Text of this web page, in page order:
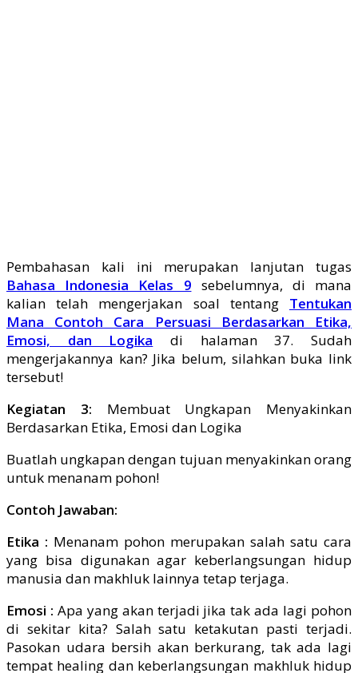
Pembahasan kali ini merupakan lanjutan tugas
Bahasa Indonesia Kelas 9 sebelumnya, di mana
kalian telah mengerjakan soal tentang Tentukan
Mana Contoh Cara Persuasi Berdasarkan Etika,
Emosi, dan Logika di halaman 37. Sudah
mengerjakannya kan? Jika belum, silahkan buka link
tersebut!
Kegiatan 3: Membuat Ungkapan Menyakinkan
Berdasarkan Etika, Emosi dan Logika
Buatlah ungkapan dengan tujuan menyakinkan orang
untuk menanam pohon!
Contoh Jawaban:
Etika : Menanam pohon merupakan salah satu cara
yang bisa digunakan agar keberlangsungan hidup
manusia dan makhluk lainnya tetap terjaga.
Emosi : Apa yang akan terjadi jika tak ada lagi pohon
di sekitar kita? Salah satu ketakutan pasti terjadi.
Pasokan udara bersih akan berkurang, tak ada lagi
tempat healing dan keberlangsungan makhluk hidup